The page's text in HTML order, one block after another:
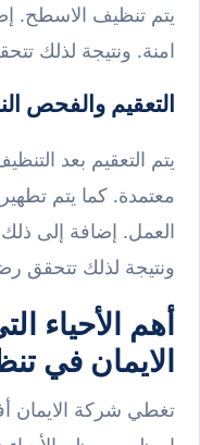
يتم تنظيف الاسطح.
امنة. ونتيجة لذلك
التعقيم والفحص
يتم التعقيم بعد
معتمدة. كما يتم
العمل. إضافة إلى
ونتيجة لذلك تتحقق
أهم الأحياء
الايمان في
تغطي شركة